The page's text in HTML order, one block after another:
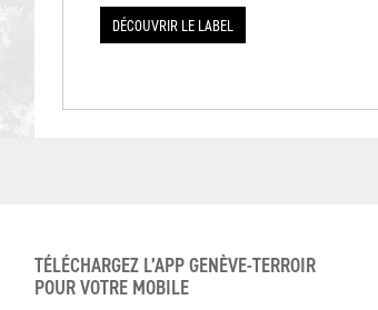
DÉCOUVRIR LE LABEL
TÉLÉCHARGEZ L’APP GENÈVE-TERROIR
POUR VOTRE MOBILE